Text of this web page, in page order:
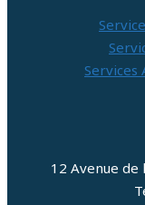
Services
12 Avenue de